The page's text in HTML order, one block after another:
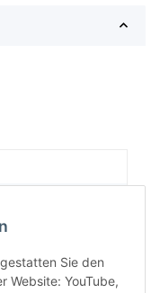
Sie den
Website: YouTube,